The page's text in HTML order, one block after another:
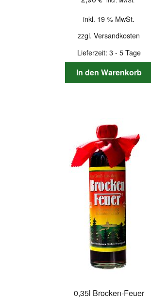
inkl. 19 % MwSt.
zzgl. Versandkosten
Lieferzeit: 3 - 5 Tage
In den Warenkorb
0,35l Brocken-Feuer